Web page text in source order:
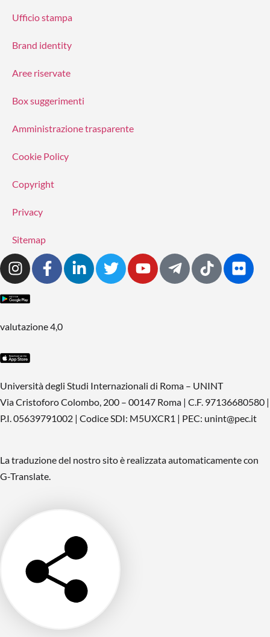
Ufficio stampa
Brand identity
Aree riservate
Box suggerimenti
Amministrazione trasparente
Cookie Policy
Copyright
Privacy
Sitemap
valutazione 4,0
Università degli Studi Internazionali di Roma – UNINT
Via Cristoforo Colombo, 200 – 00147 Roma | C.F. 97136680580 |
P.I. 05639791002 | Codice SDI: M5UXCR1 | PEC: unint@pec.it
La traduzione del nostro sito è realizzata automaticamente con
G-Translate.